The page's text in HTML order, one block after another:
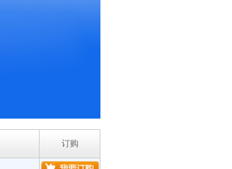
订购